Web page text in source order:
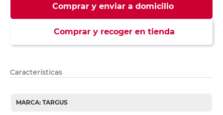
Comprar y enviar a domicilio
Comprar y recoger en tienda
Características
MARCA: TARGUS